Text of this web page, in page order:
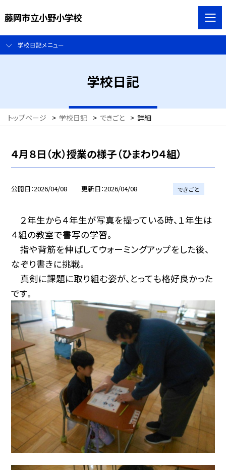
藤岡市立小野小学校
学校日記メニュー
学校日記
トップページ > 学校日記 > できごと > 詳細
４月８日（水）授業の様子（ひまわり４組）
公開日 2026/04/08 更新日 2026/04/08 できごと
２年生から４年生が写真を撮っている時、１年生は
４組の教室で書写の学習。
指や背筋を伸ばしてウォーミングアップをした後、
なぞり書きに挑戦。
真剣に課題に取り組む姿が、とっても格好良かった
です。